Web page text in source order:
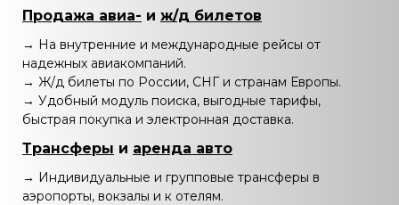
Продажа авиа- и ж/д билетов
→ На внутренние и международные рейсы от
надежных авиакомпаний.
→ Ж/д билеты по России, СНГ и странам Европы.
→ Удобный модуль поиска, выгодные тарифы,
быстрая покупка и электронная доставка.
Трансферы и аренда авто
→ Индивидуальные и групповые трансферы в
аэропорты, вокзалы и к отелям.